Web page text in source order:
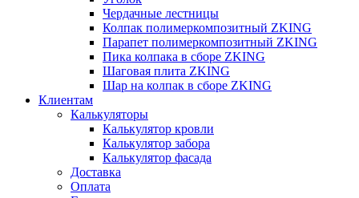
Чердачные лестницы
Колпак полимеркомпозитный ZKING
Парапет полимеркомпозитный ZKING
Пика колпака в сборе ZKING
Шаговая плита ZKING
Шар на колпак в сборе ZKING
Клиентам
Калькуляторы
Калькулятор кровли
Калькулятор забора
Калькулятор фасада
Доставка
Оплата